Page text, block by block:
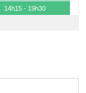
14h15 - 19h30